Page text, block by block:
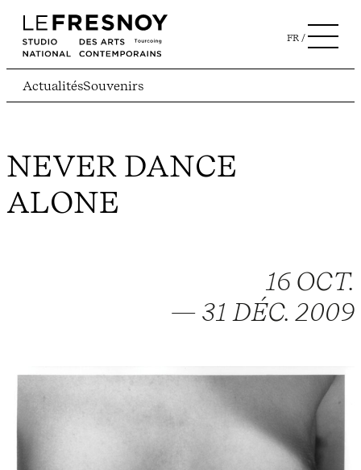
FR
ActualitésSouvenirs
NEVER DANCE
ALONE
16 OCT.
— 31 DÉC. 2009